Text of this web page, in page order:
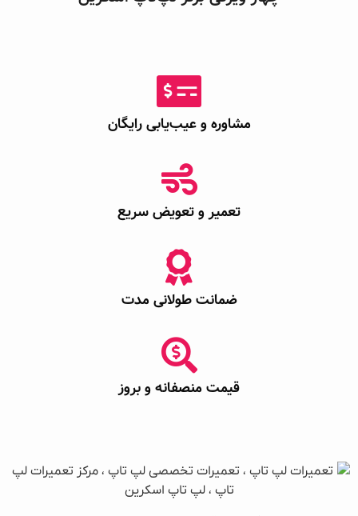
مشاوره و عیب‌یابی رایگان
تعمیر و تعویض سریع
ضمانت طولانی مدت
قیمت منصفانه و بروز